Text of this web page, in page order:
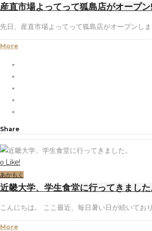
産直市場よってって狐島店がオープン!
先日、産直市場よってって狐島店がオープンし
More
Share
0 Like!
あかもく
近畿大学、学生食堂に行ってきました
こんにちは。 ここ最近、毎日暑い日が続いてお
More